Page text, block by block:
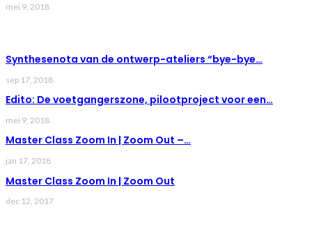
mei 9, 2018
Synthesenota van de ontwerp-ateliers “bye-bye…
sep 17, 2018
Edito: De voetgangerszone, pilootproject voor een…
mei 9, 2018
Master Class Zoom In | Zoom Out –…
jan 17, 2018
Master Class Zoom In | Zoom Out
dec 12, 2017